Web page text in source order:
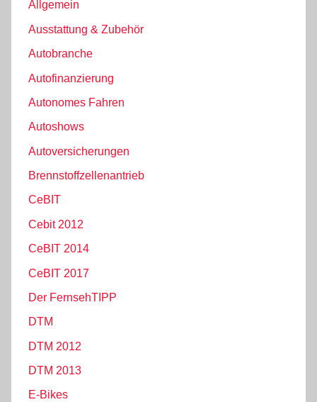
Allgemein
Ausstattung & Zubehör
Autobranche
Autofinanzierung
Autonomes Fahren
Autoshows
Autoversicherungen
Brennstoffzellenantrieb
CeBIT
Cebit 2012
CeBIT 2014
CeBIT 2017
Der FernsehTIPP
DTM
DTM 2012
DTM 2013
E-Bikes